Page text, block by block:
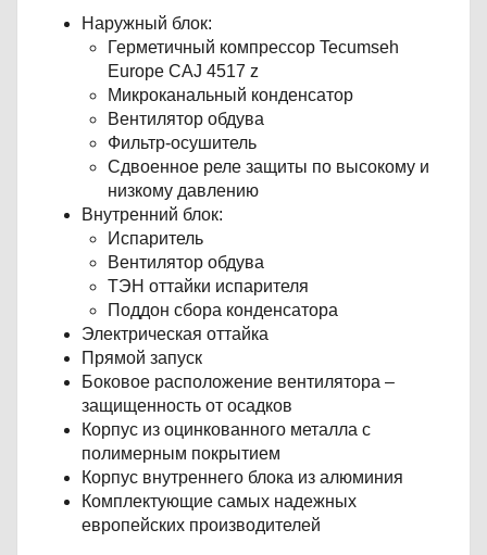
Наружный блок:​
Герметичный компрессор Tecumseh
Europe СAJ 4517 z
Микроканальный конденсатор
Вентилятор обдува
Фильтр-осушитель
Сдвоенное реле защиты по высокому и
низкому давлению
Внутренний блок:
Испаритель
Вентилятор обдува
ТЭН оттайки испарителя
Поддон сбора конденсатора
Электрическая оттайка
Прямой запуск
Боковое расположение вентилятора –
защищенность от осадков
Корпус из оцинкованного металла с
полимерным покрытием
Корпус внутреннего блока из алюминия
Комплектующие самых надежных
европейских производителей